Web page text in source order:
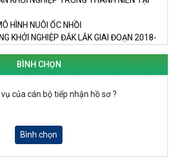
HÌNH NUÔI ỐC NHỒI
KHỞI NGHIỆP ĐẮK LẮK GIAI ĐOẠN 2018-
2024
DAKLAK 2024 OK1
và cơ hội đầu tư ngày
THÀNH CÔNG TỪ MÔ HÌNH KINH TẾ
CỦA PHỤ NỮ TRONG SÁNG TẠO KHỞI
TẾ
BÌNH CHỌN
của cán bộ tiếp nhận hồ sơ ?
Bình chọn